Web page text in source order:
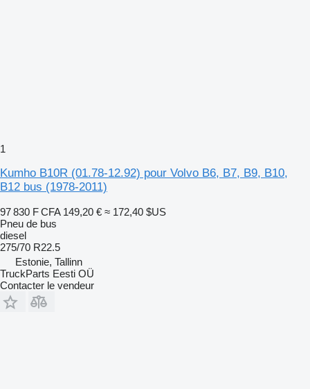
1
Kumho B10R (01.78-12.92) pour Volvo B6, B7, B9, B10,
B12 bus (1978-2011)
97 830 F CFA 149,20 € ≈ 172,40 $US
Pneu de bus
diesel
275/70 R22.5
Estonie, Tallinn
TruckParts Eesti OÜ
Contacter le vendeur